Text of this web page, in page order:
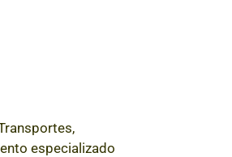
especializado